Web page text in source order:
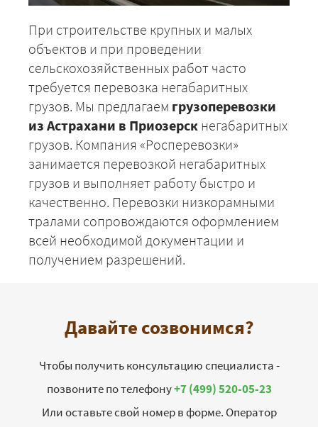
При строительстве крупных и малых
объектов и при проведении
сельскохозяйственных работ часто
требуется перевозка негабаритных
грузов. Мы предлагаем грузоперевозки
из Астрахани в Приозерск негабаритных
грузов. Компания «Росперевозки»
занимается перевозкой негабаритных
грузов и выполняет работу быстро и
качественно. Перевозки низкорамными
тралами сопровождаются оформлением
всей необходимой документации и
получением разрешений.
Давайте созвонимся?
Чтобы получить консультацию специалиста -
позвоните по телефону+7 (499) 520-05-23
Или оставьте свой номер в форме. Оператор